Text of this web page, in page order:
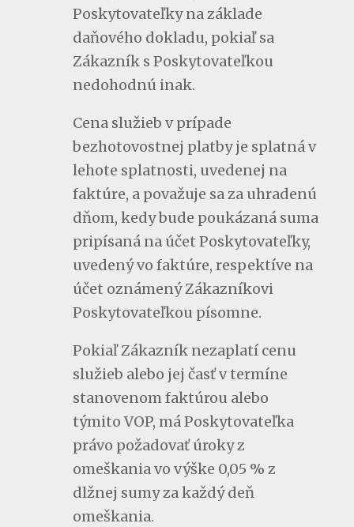
Poskytovateľky na základe
daňového dokladu, pokiaľ sa
Zákazník s Poskytovateľkou
nedohodnú inak.
Cena služieb v prípade
bezhotovostnej platby je splatná v
lehote splatnosti, uvedenej na
faktúre, a považuje sa za uhradenú
dňom, kedy bude poukázaná suma
pripísaná na účet Poskytovateľky,
uvedený vo faktúre, respektíve na
účet oznámený Zákazníkovi
Poskytovateľkou písomne.
Pokiaľ Zákazník nezaplatí cenu
služieb alebo jej časť v termíne
stanovenom faktúrou alebo
týmito VOP, má Poskytovateľka
právo požadovať úroky z
omeškania vo výške 0,05 % z
dlžnej sumy za každý deň
omeškania.